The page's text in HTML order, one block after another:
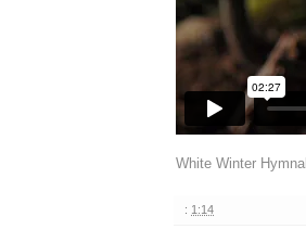
White Winter Hymnal
: 1:14